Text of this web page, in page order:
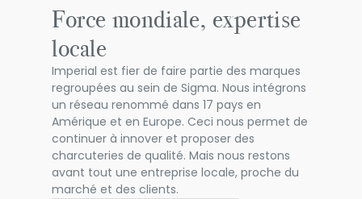
Force mondiale, expertise
locale
Imperial est fier de faire partie des marques
regroupées au sein de Sigma. Nous intégrons
un réseau renommé dans 17 pays en
Amérique et en Europe. Ceci nous permet de
continuer à innover et proposer des
charcuteries de qualité. Mais nous restons
avant tout une entreprise locale, proche du
marché et des clients.